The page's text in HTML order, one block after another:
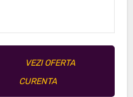
VEZI OFERTA
CURENTA